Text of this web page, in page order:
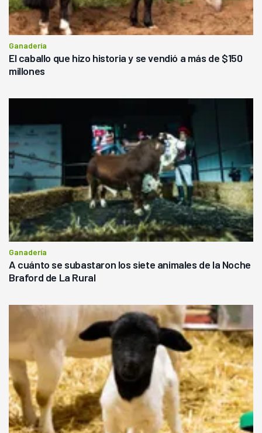
Ganadería
El caballo que hizo historia y se vendió a más de $150
millones
Ganadería
A cuánto se subastaron los siete animales de la Noche
Braford de La Rural